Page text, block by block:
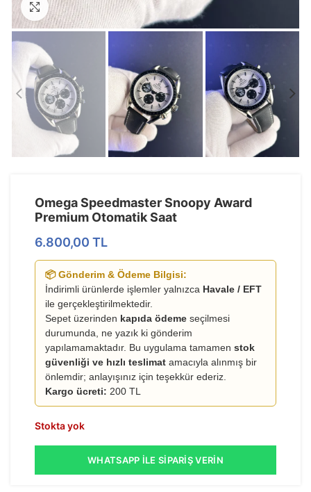
Görseli Büyütün
Omega Speedmaster Snoopy Award
Premium Otomatik Saat
6.800,00 TL
📦 Gönderim & Ödeme Bilgisi:
İndirimli ürünlerde işlemler yalnızca Havale / EFT
ile gerçekleştirilmektedir.
Sepet üzerinden kapıda ödeme seçilmesi
durumunda, ne yazık ki gönderim
yapılamamaktadır. Bu uygulama tamamen stok
güvenliği ve hızlı teslimat amacıyla alınmış bir
önlemdir; anlayışınız için teşekkür ederiz.
Kargo ücreti: 200 TL
Stokta yok
WHATSAPP İLE SIPARIŞ VERIN